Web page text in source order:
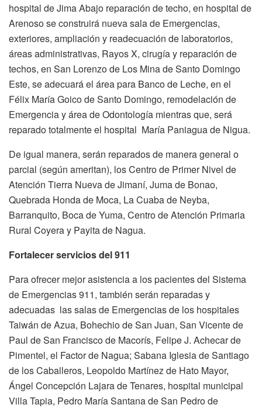
hospital de Jima Abajo reparación de techo, en hospital de
Arenoso se construirá nueva sala de Emergencias,
exteriores, ampliación y readecuación de laboratorios,
áreas administrativas, Rayos X, cirugía y reparación de
techos, en San Lorenzo de Los Mina de Santo Domingo
Este, se adecuará el área para Banco de Leche, en el
Félix María Goico de Santo Domingo, remodelación de
Emergencia y área de Odontología mientras que, será
reparado totalmente el hospital María Paniagua de Nigua.
De igual manera, serán reparados de manera general o
parcial (según ameritan), los Centro de Primer Nivel de
Atención Tierra Nueva de Jimaní, Juma de Bonao,
Quebrada Honda de Moca, La Cuaba de Neyba,
Barranquito, Boca de Yuma, Centro de Atención Primaria
Rural Coyera y Payita de Nagua.
Fortalecer servicios del 911
Para ofrecer mejor asistencia a los pacientes del Sistema
de Emergencias 911, también serán reparadas y
adecuadas las salas de Emergencias de los hospitales
Taiwán de Azua, Bohechio de San Juan, San Vicente de
Paul de San Francisco de Macorís, Felipe J. Achecar de
Pimentel, el Factor de Nagua; Sabana Iglesia de Santiago
de los Caballeros, Leopoldo Martínez de Hato Mayor,
Ángel Concepción Lajara de Tenares, hospital municipal
Villa Tapia, Pedro María Santana de San Pedro de